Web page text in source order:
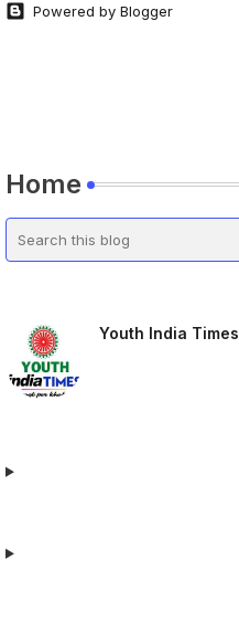
Powered by Blogger
Home
Youth India Times